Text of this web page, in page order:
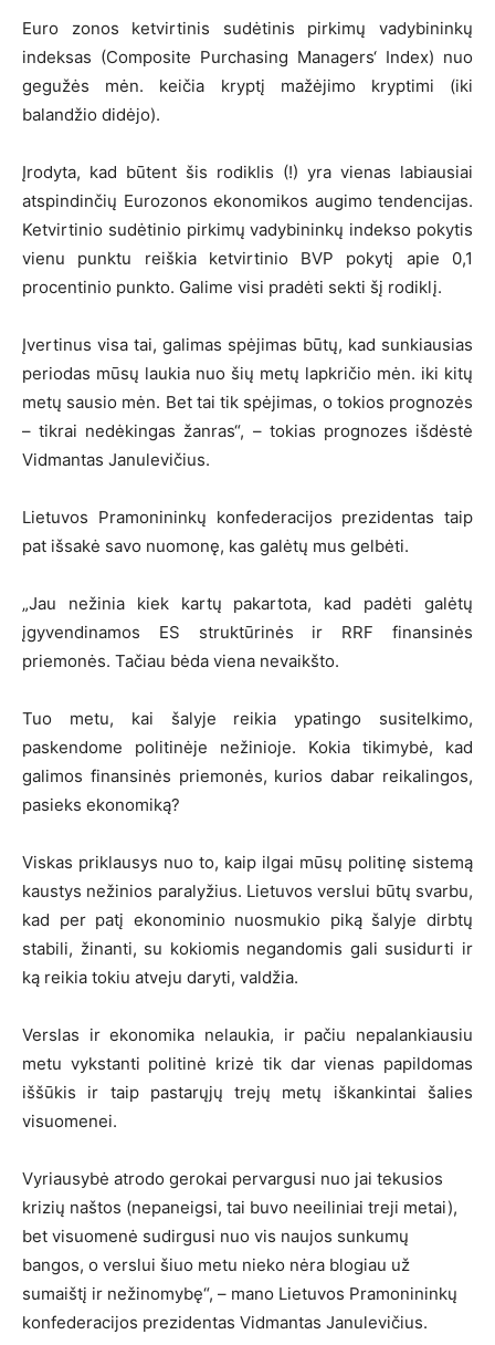
Euro zonos ketvirtinis sudėtinis pirkimų vadybininkų
indeksas (Composite Purchasing Managers‘ Index) nuo
gegužės mėn. keičia kryptį mažėjimo kryptimi (iki
balandžio didėjo).
Įrodyta, kad būtent šis rodiklis (!) yra vienas labiausiai
atspindinčių Eurozonos ekonomikos augimo tendencijas.
Ketvirtinio sudėtinio pirkimų vadybininkų indekso pokytis
vienu punktu reiškia ketvirtinio BVP pokytį apie 0,1
procentinio punkto. Galime visi pradėti sekti šį rodiklį.
Įvertinus visa tai, galimas spėjimas būtų, kad sunkiausias
periodas mūsų laukia nuo šių metų lapkričio mėn. iki kitų
metų sausio mėn. Bet tai tik spėjimas, o tokios prognozės
– tikrai nedėkingas žanras“, – tokias prognozes išdėstė
Vidmantas Janulevičius.
Lietuvos Pramonininkų konfederacijos prezidentas taip
pat išsakė savo nuomonę, kas galėtų mus gelbėti.
„Jau nežinia kiek kartų pakartota, kad padėti galėtų
įgyvendinamos ES struktūrinės ir RRF finansinės
priemonės. Tačiau bėda viena nevaikšto.
Tuo metu, kai šalyje reikia ypatingo susitelkimo,
paskendome politinėje nežinioje. Kokia tikimybė, kad
galimos finansinės priemonės, kurios dabar reikalingos,
pasieks ekonomiką?
Viskas priklausys nuo to, kaip ilgai mūsų politinę sistemą
kaustys nežinios paralyžius. Lietuvos verslui būtų svarbu,
kad per patį ekonominio nuosmukio piką šalyje dirbtų
stabili, žinanti, su kokiomis negandomis gali susidurti ir
ką reikia tokiu atveju daryti, valdžia.
Verslas ir ekonomika nelaukia, ir pačiu nepalankiausiu
metu vykstanti politinė krizė tik dar vienas papildomas
iššūkis ir taip pastarųjų trejų metų iškankintai šalies
visuomenei.
Vyriausybė atrodo gerokai pervargusi nuo jai tekusios
krizių naštos (nepaneigsi, tai buvo neeiliniai treji metai),
bet visuomenė sudirgusi nuo vis naujos sunkumų
bangos, o verslui šiuo metu nieko nėra blogiau už
sumaištį ir nežinomybę“, – mano Lietuvos Pramonininkų
konfederacijos prezidentas Vidmantas Janulevičius.